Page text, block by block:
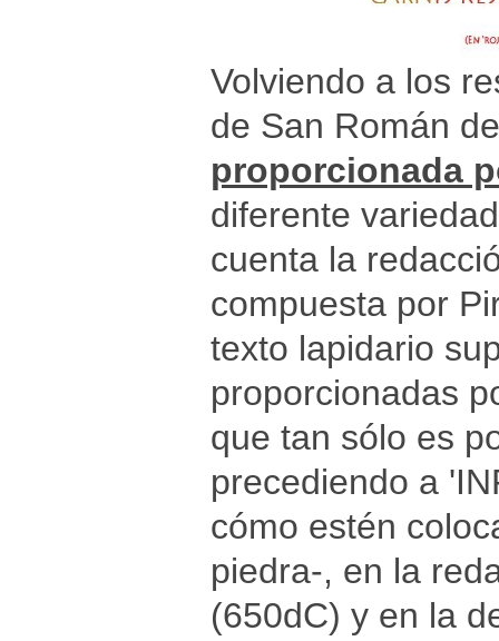
Volviendo a los
de San Román
proporcionada
diferente
cuenta la
compuesta por
texto lapidario
proporcionadas
que tan sólo es
precediendo a
cómo estén
piedra-, en la
(650dC) y en la